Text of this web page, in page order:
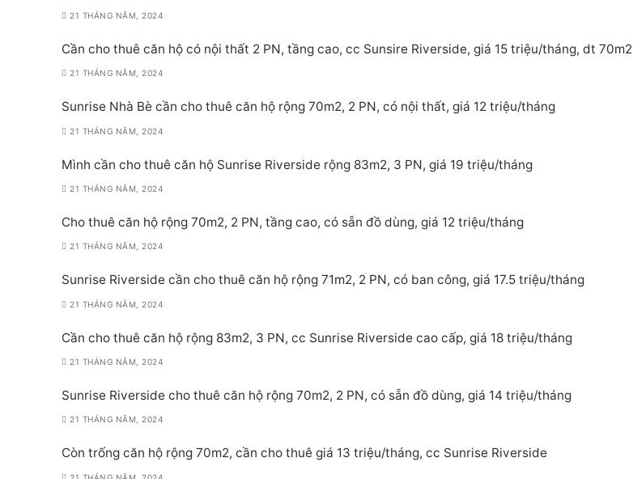
21 THÁNG NĂM, 2024
Cần cho thuê căn hộ có nội thất 2 PN, tầng cao, cc Sunsire Riverside, giá 15 triệu/tháng, dt 70m2
21 THÁNG NĂM, 2024
Sunrise Nhà Bè cần cho thuê căn hộ rộng 70m2, 2 PN, có nội thất, giá 12 triệu/tháng
21 THÁNG NĂM, 2024
Mình cần cho thuê căn hộ Sunrise Riverside rộng 83m2, 3 PN, giá 19 triệu/tháng
21 THÁNG NĂM, 2024
Cho thuê căn hộ rộng 70m2, 2 PN, tầng cao, có sẵn đồ dùng, giá 12 triệu/tháng
21 THÁNG NĂM, 2024
Sunrise Riverside cần cho thuê căn hộ rộng 71m2, 2 PN, có ban công, giá 17.5 triệu/tháng
21 THÁNG NĂM, 2024
Cần cho thuê căn hộ rộng 83m2, 3 PN, cc Sunrise Riverside cao cấp, giá 18 triệu/tháng
21 THÁNG NĂM, 2024
Sunrise Riverside cho thuê căn hộ rộng 70m2, 2 PN, có sẵn đồ dùng, giá 14 triệu/tháng
21 THÁNG NĂM, 2024
Còn trống căn hộ rộng 70m2, cần cho thuê giá 13 triệu/tháng, cc Sunrise Riverside